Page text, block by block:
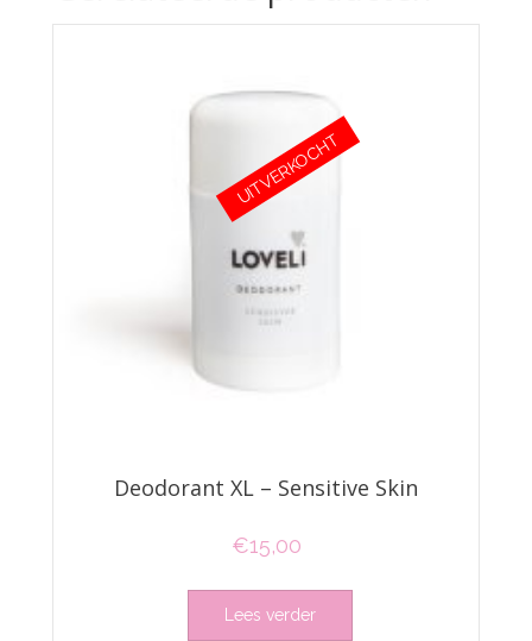
Deodorant XL – Sensitive Skin
€15,00
Lees verder
UITVERKOCHT